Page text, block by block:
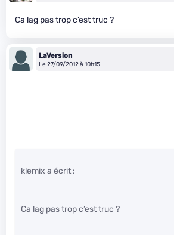
Ca lag pas trop c’est truc ?
LaVersion
Le 27/09/2012 à 10h15
klemix a écrit :
Ca lag pas trop c’est truc ?